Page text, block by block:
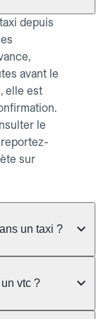
depuis
avant le
elle est
le
sur
un taxi ?
bagages
"Message
vtc ?